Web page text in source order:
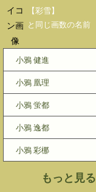
【彩雪】
と同じ画数の名前
小鴉 健進
小鴉 凰理
小鴉 蛍都
小鴉 逸都
小鴉 彩梛
もっと見る